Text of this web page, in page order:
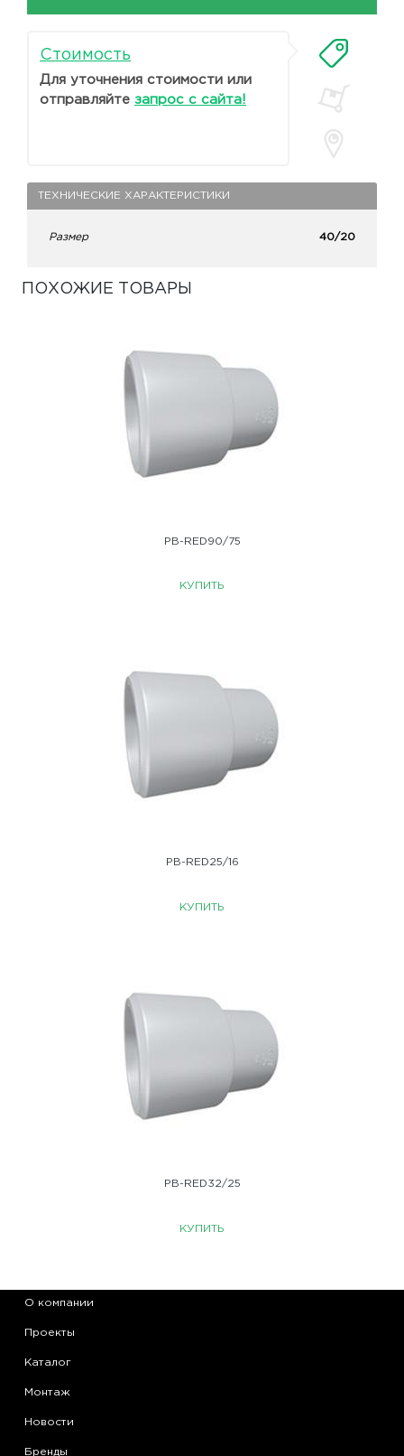
Стоимость
Для уточнения стоимости или
отправляйте запрос с сайта!
ТЕХНИЧЕСКИЕ ХАРАКТЕРИСТИКИ
Размер 40/20
ПОХОЖИЕ ТОВАРЫ
PB-RED90/75
КУПИТЬ
PB-RED25/16
КУПИТЬ
PB-RED32/25
КУПИТЬ
О компании
Проекты
Каталог
Монтаж
Новости
Бренды